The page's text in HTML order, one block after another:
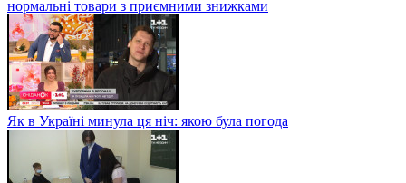
нормальні товари з приємними знижками
Як в Україні минула ця ніч: якою була погода